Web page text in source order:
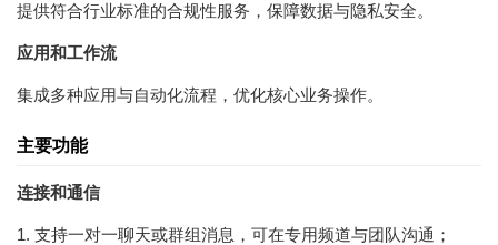
提供符合行业标准的合规性服务，保障数据与隐私安全。
应用和工作流
集成多种应用与自动化流程，优化核心业务操作。
主要功能
连接和通信
1. 支持一对一聊天或群组消息，可在专用频道与团队沟通；